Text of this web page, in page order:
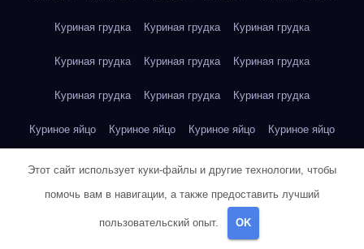
Куриная грудка Куриная грудка Куриная грудка
Куриная грудка Куриная грудка Куриная грудка
Куриная грудка Куриная грудка Куриная грудка
Куриное яйцо Куриное яйцо Куриное яйцо Куриное яйцо
Куриное яйцо Куриное яйцо Куриное яйцо
Куриное яйцо Куриное яйцо Куриное яйцо
Этот сайт использует куки-файлы и другие технологии, чтобы
помочь вам в навигации, а также предоставить лучший
пользовательский опыт. OK